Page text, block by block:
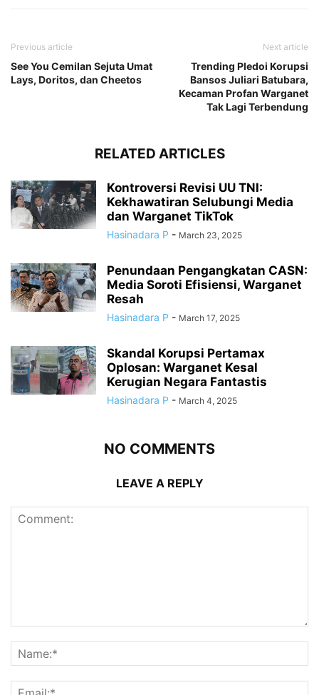
Previous article
See You Cemilan Sejuta Umat
Lays, Doritos, dan Cheetos
Next article
Trending Pledoi Korupsi
Bansos Juliari Batubara,
Kecaman Profan Warganet
Tak Lagi Terbendung
RELATED ARTICLES
Kontroversi Revisi UU TNI:
Kekhawatiran Selubungi Media
dan Warganet TikTok
Hasinadara P - March 23, 2025
Penundaan Pengangkatan CASN:
Media Soroti Efisiensi, Warganet
Resah
Hasinadara P - March 17, 2025
Skandal Korupsi Pertamax
Oplosan: Warganet Kesal
Kerugian Negara Fantastis
Hasinadara P - March 4, 2025
NO COMMENTS
LEAVE A REPLY